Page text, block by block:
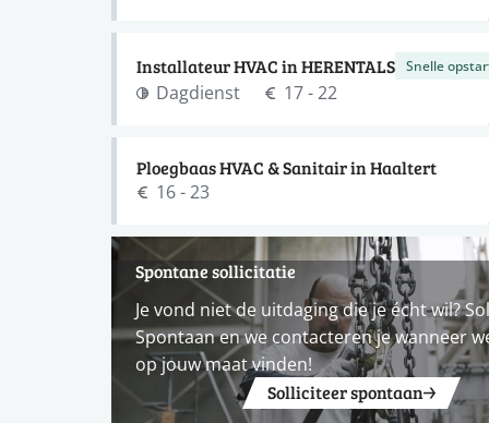
Installateur HVAC in HERENTALS Snelle
Dagdienst 17 - 22
Ploegbaas HVAC & Sanitair in Haaltert
16 - 23
Spontane sollicitatie
Je vond niet de uitdaging die je écht wil?
Spontaan en we contacteren je wanneer
op jouw maat vinden!
Solliciteer spontaan